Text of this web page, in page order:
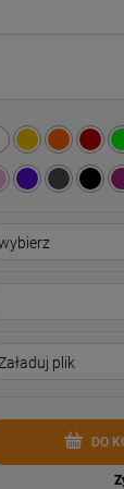
DO